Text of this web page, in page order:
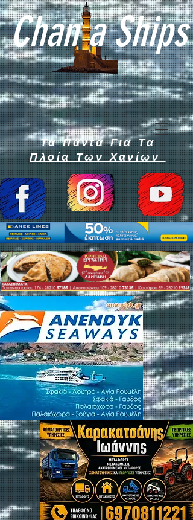
Chan a Ships
Τα Πάντα Για Τα
Πλοία Των Χανίων